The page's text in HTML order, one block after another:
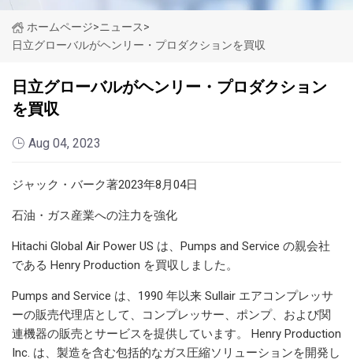
ホームページ>ニュース>
日立グローバルがヘンリー・プロダクションを買収
日立グローバルがヘンリー・プロダクション
を買収
Aug 04, 2023
ジャック・バーク著2023年8月04日
石油・ガス産業への注力を強化
Hitachi Global Air Power US は、Pumps and Service の親会社
である Henry Production を買収しました。
Pumps and Service は、1990 年以来 Sullair エアコンプレッサ
ーの販売代理店として、コンプレッサー、ポンプ、および関
連機器の販売とサービスを提供しています。 Henry Production
Inc. は、製造を含む包括的なガス圧縮ソリューションを開発し